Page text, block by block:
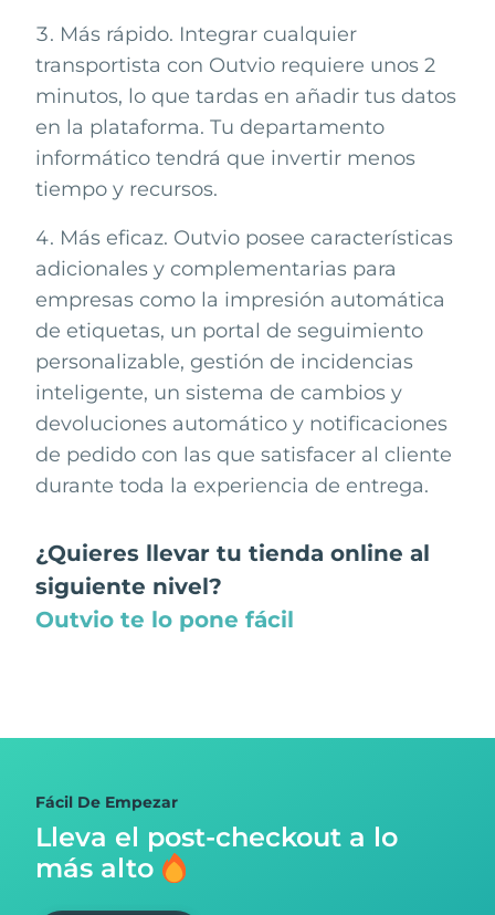
Más rápido. Integrar cualquier
transportista con Outvio requiere unos 2
minutos, lo que tardas en añadir tus datos
en la plataforma. Tu departamento
informático tendrá que invertir menos
tiempo y recursos.
Más eficaz. Outvio posee características
adicionales y complementarias para
empresas como la impresión automática
de etiquetas, un portal de seguimiento
personalizable, gestión de incidencias
inteligente, un sistema de cambios y
devoluciones automático y notificaciones
de pedido con las que satisfacer al cliente
durante toda la experiencia de entrega.
¿Quieres llevar tu tienda online al
siguiente nivel?
Outvio te lo pone fácil
Fácil De Empezar
Lleva el post-checkout a lo
más alto